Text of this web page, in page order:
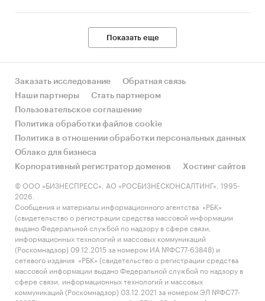
Показать еще
Заказать исследование
Обратная связь
Наши партнеры
Стать партнером
Пользовательское соглашение
Политика обработки файлов cookie
Политика в отношении обработки персональных данных
Облако для бизнеса
Корпоративный регистратор доменов
Хостинг сайтов
© ООО «БИЗНЕСПРЕСС», АО «РОСБИЗНЕСКОНСАЛТИНГ», 1995-
2026.
Сообщения и материалы информационного агентства «РБК»
(свидетельство о регистрации средства массовой информации
выдано Федеральной службой по надзору в сфере связи,
информационных технологий и массовых коммуникаций
(Роскомнадзор) 09.12.2015 за номером ИА №ФС77-63848) и
сетевого издания «РБК» (свидетельство о регистрации средства
массовой информации выдано Федеральной службой по надзору в
сфере связи, информационных технологий и массовых
коммуникаций (Роскомнадзор) 03.12.2021 за номером ЭЛ №ФС77-